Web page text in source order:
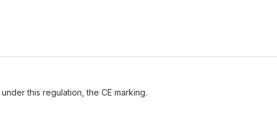
this regulation, the CE marking.